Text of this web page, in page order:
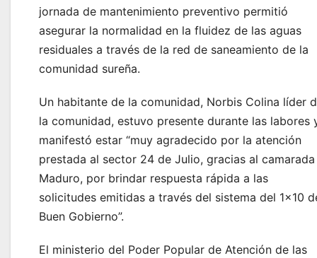
jornada de mantenimiento preventivo permitió
asegurar la normalidad en la fluidez de las aguas
residuales a través de la red de saneamiento de la
comunidad sureña.
Un habitante de la comunidad, Norbis Colina líder
la comunidad, estuvo presente durante las labores
manifestó estar “muy agradecido por la atención
prestada al sector 24 de Julio, gracias al camarada
Maduro, por brindar respuesta rápida a las
solicitudes emitidas a través del sistema del 1×10
Buen Gobierno”.
El ministerio del Poder Popular de Atención de las